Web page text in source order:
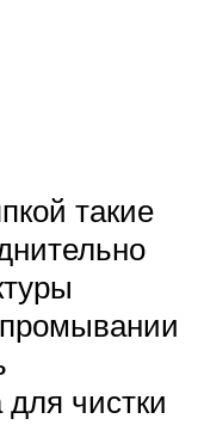
такие
чистки